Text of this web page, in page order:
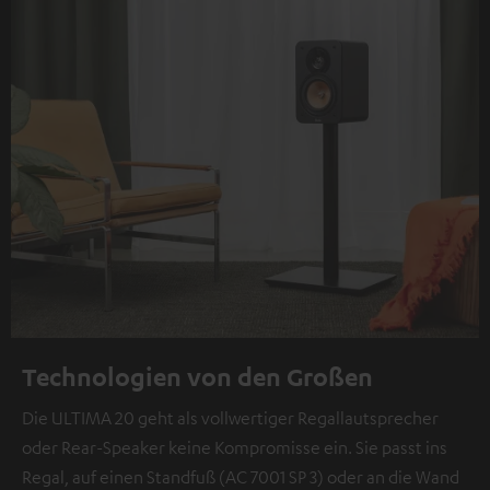
Technologien von den Großen
Die ULTIMA 20 geht als vollwertiger Regallautsprecher
oder Rear-Speaker keine Kompromisse ein. Sie passt ins
Regal, auf einen Standfuß (AC 7001 SP 3) oder an die Wand